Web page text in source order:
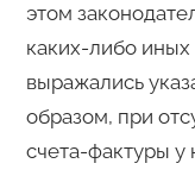
этом
каких-либо иных
выражались
образом, при
счета-фактуры у